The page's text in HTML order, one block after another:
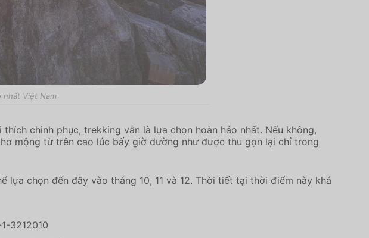
nhất Việt Nam
chinh phục, trekking vẫn là lựa chọn hoàn hảo nhất. Nếu không,
mộng từ trên cao lúc bấy giờ dường như được thu gọn lại chỉ trong
chọn đến đây vào tháng 10, 11 và 12. Thời tiết tại thời điểm này khá